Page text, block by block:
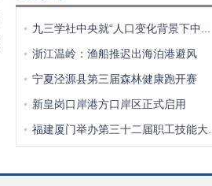
九三学社中央就“人口变化背景下中...
浙江温岭：渔船推迟出海泊港避风
宁夏泾源县第三届森林健康跑开赛
新皇岗口岸港方口岸区正式启用
福建厦门举办第三十二届职工技能大...